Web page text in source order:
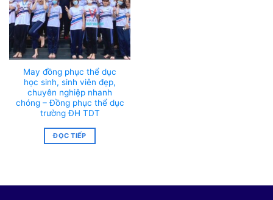
May đồng phục thể dục
học sinh, sinh viên đẹp,
chuyên nghiệp nhanh
chóng – Đồng phục thể dục
trường ĐH TDT
ĐỌC TIẾP